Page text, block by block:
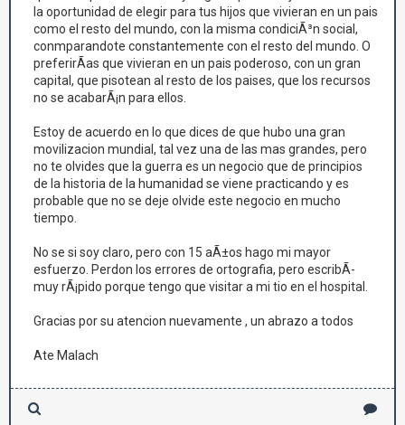
la oportunidad de elegir para tus hijos que vivieran en un pais
como el resto del mundo, con la misma condiciÃ³n social,
conmparandote constantemente con el resto del mundo. O
preferirÃ­as que vivieran en un pais poderoso, con un gran
capital, que pisotean al resto de los paises, que los recursos
no se acabarÃ¡n para ellos.
Estoy de acuerdo en lo que dices de que hubo una gran
movilizacion mundial, tal vez una de las mas grandes, pero
no te olvides que la guerra es un negocio que de principios
de la historia de la humanidad se viene practicando y es
probable que no se deje olvide este negocio en mucho
tiempo.
No se si soy claro, pero con 15 aÃ±os hago mi mayor
esfuerzo. Perdon los errores de ortografia, pero escribÃ­
muy rÃ¡pido porque tengo que visitar a mi tio en el hospital.
Gracias por su atencion nuevamente , un abrazo a todos
Ate Malach